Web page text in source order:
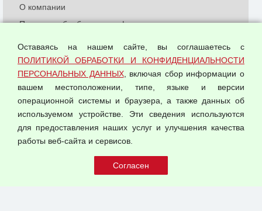
© 2026 ООО "Феникс"
О компании
Политика обработки и конфиденциальности
Согласием на обработку персональных данных
Оферта оптовой купли-продажи
Публичная оферта
Оставаясь на нашем сайте, вы соглашаетесь с
ПОЛИТИКОЙ ОБРАБОТКИ И КОНФИДЕНЦИАЛЬНОСТИ
ПЕРСОНАЛЬНЫХ ДАННЫХ, включая сбор информации о
вашем местоположении, типе, языке и версии
операционной системы и браузера, а также данных об
используемом устройстве. Эти сведения используются
для предоставления наших услуг и улучшения качества
работы веб-сайта и сервисов.